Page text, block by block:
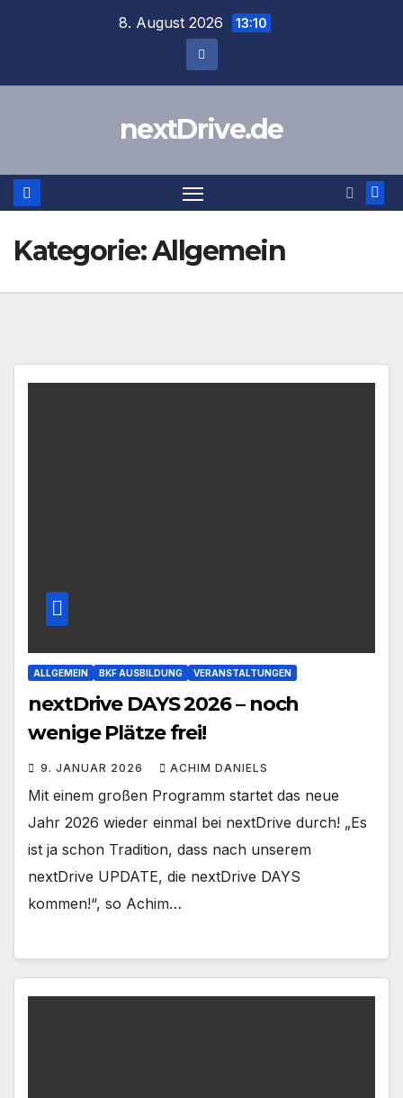
8. August 2026 13:10
nextDrive.de
Kategorie:Allgemein
ALLGEMEIN BKF AUSBILDUNG VERANSTALTUNGEN
nextDrive DAYS 2026 – noch
wenige Plätze frei!
9. JANUAR 2026 ACHIM DANIELS
Mit einem großen Programm startet das neue
Jahr 2026 wieder einmal bei nextDrive durch! „Es
ist ja schon Tradition, dass nach unserem
nextDrive UPDATE, die nextDrive DAYS
kommen!“, so Achim…